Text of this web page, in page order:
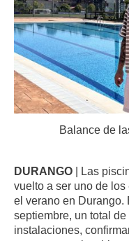
Balance de
DURANGO | Las
vuelto a ser uno de
el verano en Durango.
septiembre, un total
instalaciones,